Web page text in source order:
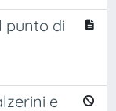
punto di
e